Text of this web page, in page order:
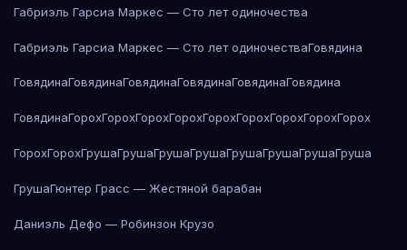
Габриэль Гарсиа Маркес — Сто лет одиночества
Габриэль Гарсиа Маркес — Сто лет одиночестваГовядина
ГовядинаГовядинаГовядинаГовядинаГовядинаГовядина
ГовядинаГорохГорохГорохГорохГорохГорохГорохГорохГорох
ГорохГорохГрушаГрушаГрушаГрушаГрушаГрушаГрушаГруша
ГрушаГюнтер Грасс — Жестяной барабан
Даниэль Дефо — Робинзон Крузо